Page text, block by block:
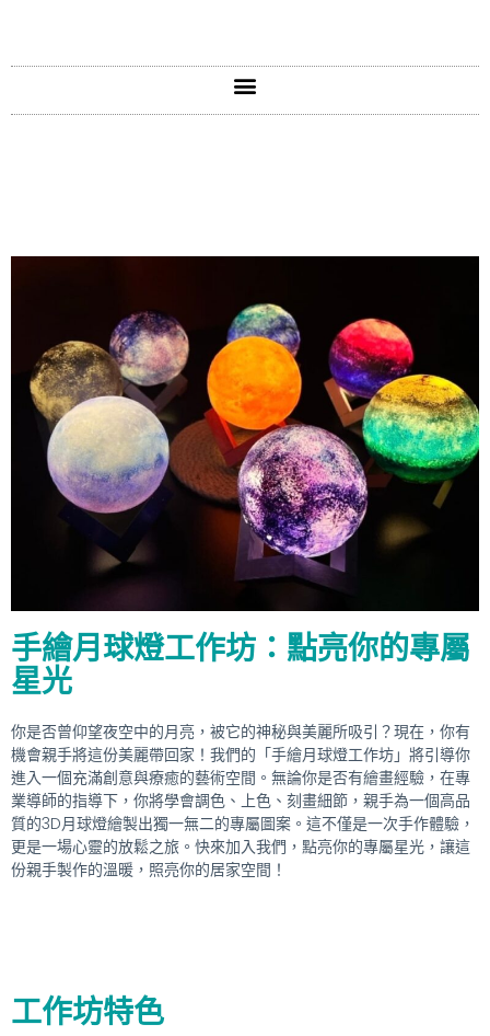
手繪月球燈工作坊：點亮你的專屬
星光
你是否曾仰望夜空中的月亮，被它的神秘與美麗所吸引？現在，你有
機會親手將這份美麗帶回家！我們的「手繪月球燈工作坊」將引導你
進入一個充滿創意與療癒的藝術空間。無論你是否有繪畫經驗，在專
業導師的指導下，你將學會調色、上色、刻畫細節，親手為一個高品
質的3D月球燈繪製出獨一無二的專屬圖案。這不僅是一次手作體驗，
更是一場心靈的放鬆之旅。快來加入我們，點亮你的專屬星光，讓這
份親手製作的溫暖，照亮你的居家空間！
工作坊特色